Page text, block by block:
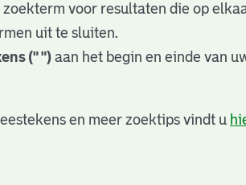
zoekterm voor resultaten die op
uit te sluiten.
(" ") aan het begin en einde van
en meer zoektips vindt u